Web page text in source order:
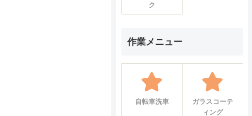
ク
作業メニュー
自転車洗車
ガラスコーテ
ィング